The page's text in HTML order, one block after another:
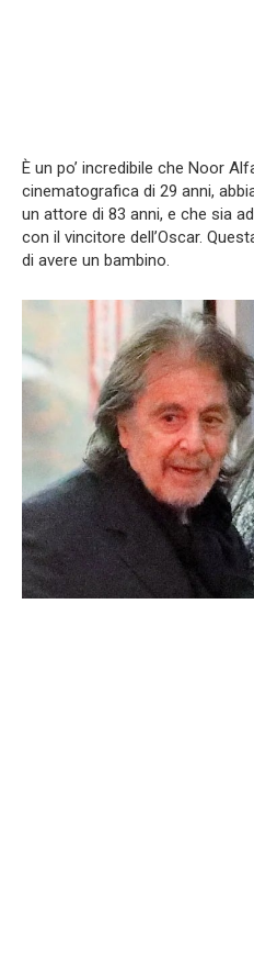
È un po’ incredibile che Noor
cinematografica di 29 anni,
un attore di 83 anni, e che sia
con il vincitore dell’Oscar.
di avere un bambino.